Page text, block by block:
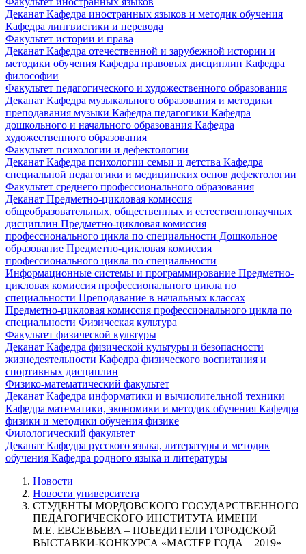
Деканат Кафедра иностранных языков и методик обучения
Кафедра лингвистики и перевода
Факультет истории и права
Деканат Кафедра отечественной и зарубежной истории и
методики обучения Кафедра правовых дисциплин Кафедра
философии
Факультет педагогического и художественного образования
Деканат Кафедра музыкального образования и методики
преподавания музыки Кафедра педагогики Кафедра
дошкольного и начального образования Кафедра
художественного образования
Факультет психологии и дефектологии
Деканат Кафедра психологии семьи и детства Кафедра
специальной педагогики и медицинских основ дефектологии
Факультет среднего профессионального образования
Деканат Предметно-цикловая комиссия
общеобразовательных, общественных и естественнонаучных
дисциплин Предметно-цикловая комиссия
профессионального цикла по специальности Дошкольное
образование Предметно-цикловая комиссия
профессионального цикла по специальности
Информационные системы и программирование Предметно-
цикловая комиссия профессионального цикла по
специальности Преподавание в начальных классах
Предметно-цикловая комиссия профессионального цикла по
специальности Физическая культура
Факультет физической культуры
Деканат Кафедра физической культуры и безопасности
жизнедеятельности Кафедра физического воспитания и
спортивных дисциплин
Физико-математический факультет
Деканат Кафедра информатики и вычислительной техники
Кафедра математики, экономики и методик обучения Кафедра
физики и методики обучения физике
Филологический факультет
Деканат Кафедра русского языка, литературы и методик
обучения Кафедра родного языка и литературы
Новости
Новости университета
СТУДЕНТЫ МОРДОВСКОГО ГОСУДАРСТВЕННОГО
ПЕДАГОГИЧЕСКОГО ИНСТИТУТА ИМЕНИ
М.Е. ЕВСЕВЬЕВА – ПОБЕДИТЕЛИ ГОРОДСКОЙ
ВЫСТАВКИ-КОНКУРСА «МАСТЕР ГОДА – 2019»